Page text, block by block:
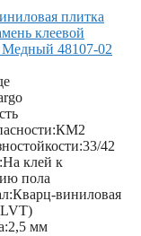
плитка
клеевой
48107-02
КМ2
33/42
На клей к
пола
Кварц-виниловая
2,5 мм